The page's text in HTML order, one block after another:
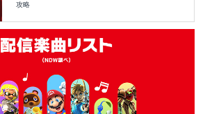
攻略